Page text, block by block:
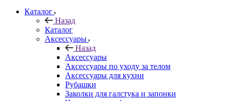
Каталог
Назад
Каталог
Аксессуары
Назад
Аксессуары
Аксессуары по уходу за телом
Аксессуары для кухни
Рубашки
Заколки для галстука и запонки